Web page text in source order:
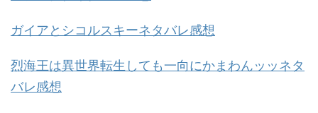
ガイアとシコルスキーネタバレ感想
烈海王は異世界転生しても一向にかまわんッッネタ
バレ感想